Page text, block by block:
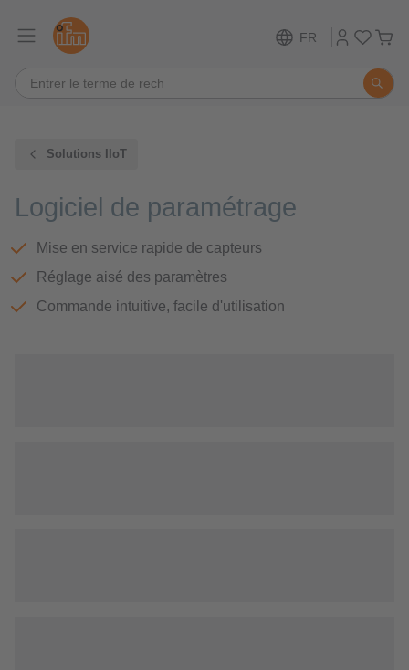
FR
Solutions IIoT
Logiciel de paramétrage
Mise en service rapide de capteurs
Réglage aisé des paramètres
Commande intuitive, facile d'utilisation